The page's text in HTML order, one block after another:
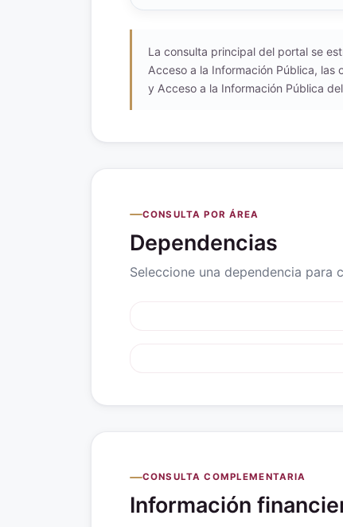
La consulta principal del portal se
Acceso a la Información Pública, las
y Acceso a la Información Pública
CONSULTA POR ÁREA
Dependencias
Seleccione una dependencia para
CONSULTA COMPLEMENTARIA
Información